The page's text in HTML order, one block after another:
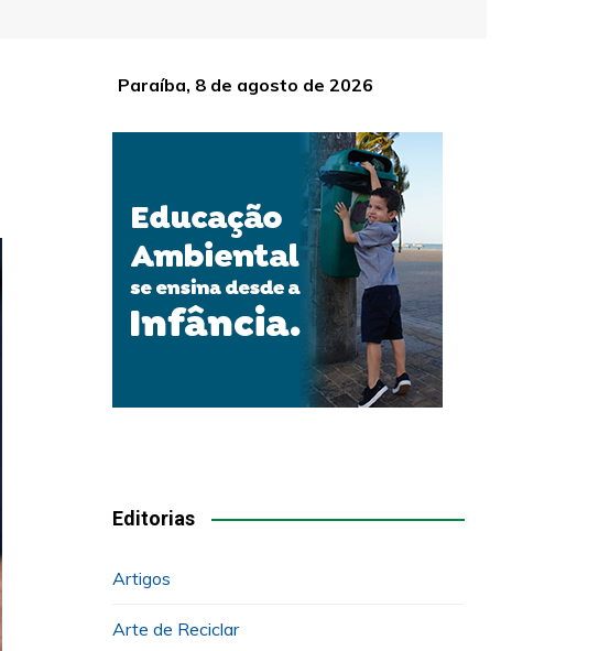
Paraíba, 8 de agosto de 2026
Editorias
Artigos
Arte de Reciclar